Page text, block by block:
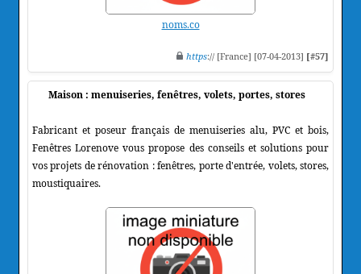
noms.co
https:// [France] [07-04-2013] [#57]
Maison : menuiseries, fenêtres, volets, portes, stores
Fabricant et poseur français de menuiseries alu, PVC et bois,
Fenêtres Lorenove vous propose des conseils et solutions pour
vos projets de rénovation : fenêtres, porte d'entrée, volets, stores,
moustiquaires.